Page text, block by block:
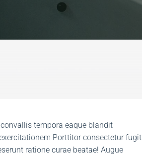
tempora eaque blandit
Porttitor consectetur fugit
ratione curae beatae! Augue